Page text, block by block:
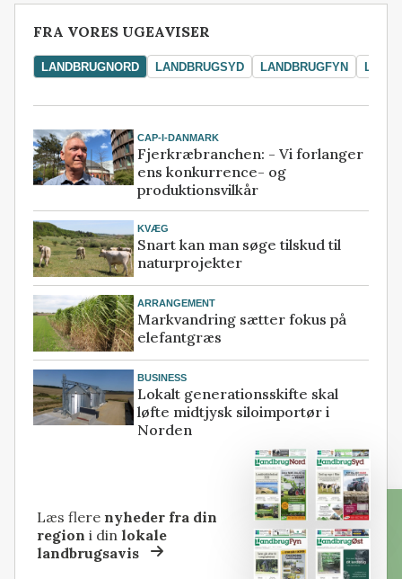
FRA VORES UGEAVISER
LANDBRUGNORD LANDBRUGSYD LANDBRUGFYN
CAP-I-DANMARK
Fjerkræbranchen: - Vi forlanger
ens konkurrence- og
produktionsvilkår
KVÆG
Snart kan man søge tilskud til
naturprojekter
ARRANGEMENT
Markvandring sætter fokus på
elefantgræs
BUSINESS
Lokalt generationsskifte skal
løfte midtjysk siloimportør i
Norden
Læs flere nyheder fra din
region i dinlokale
landbrugsavis